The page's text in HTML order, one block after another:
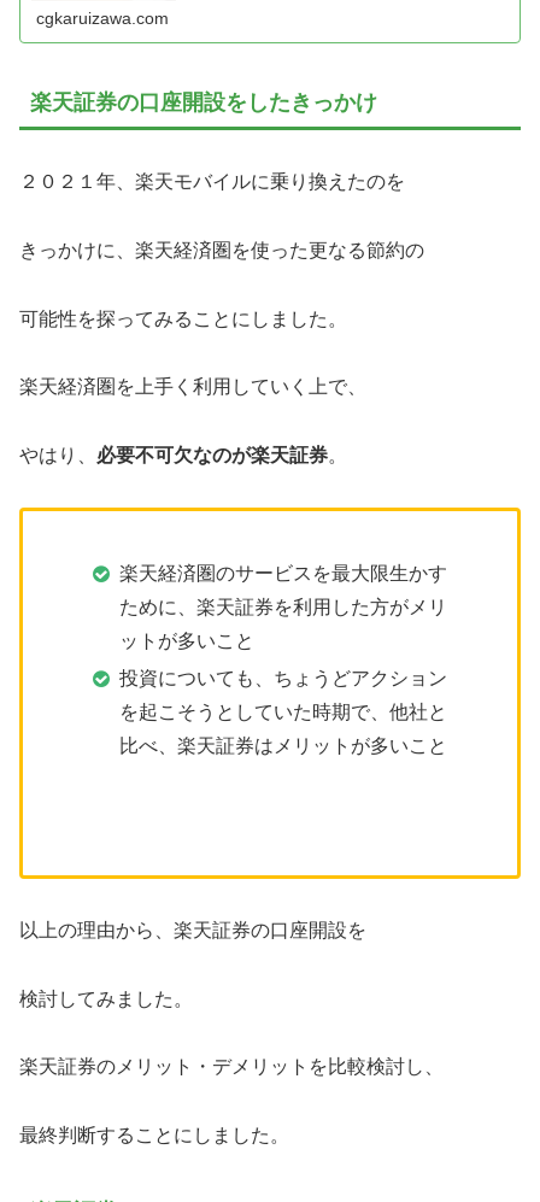
cgkaruizawa.com
楽天証券の口座開設をしたきっかけ
２０２１年、楽天モバイルに乗り換えたのを
きっかけに、楽天経済圏を使った更なる節約の
可能性を探ってみることにしました。
楽天経済圏を上手く利用していく上で、
やはり、 必要不可欠なのが楽天証券。
楽天経済圏のサービスを最大限生かす
ために、楽天証券を利用した方がメリ
ットが多いこと
投資についても、ちょうどアクション
を起こそうとしていた時期で、他社と
比べ、楽天証券はメリットが多いこと
以上の理由から、楽天証券の口座開設を
検討してみました。
楽天証券のメリット・デメリットを比較検討し、
最終判断することにしました。